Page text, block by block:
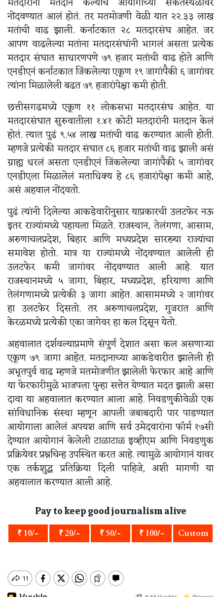
नोंदवण्यात आलं होतं. तर मतमोजणी वेळी यात २२.३३ लाख
मतांची वाढ झाली. कर्नाटकात २८ मतदारसंघ आहेत. जर
आपण वाढलेल्या मतांना मतदारसंघांनी भागलं असता प्रत्येक
मतदार संघात साधारणपणे ७९ हजार मतांची वाढ होते आणि
एनडीएनं कर्नाटकात जिंकलेल्या एकूण १९ जागांपैकी ६ जागांवर
त्यांना मिळालेली बढत ७९ हजारांपेक्षा कमी होती.
छत्तीसगढमध्ये एकूण ११ लोकसभा मतदारसंघ आहेत. या
मतदारसंघात सुरुवातीला १.४१ कोटी मतदारांनी मतदान केलं
होतं. त्यात पुढं ९.५४ लाख मतांची वाढ करण्यात आली होती.
म्हणजे प्रत्येकी मतदार संघात ८६ हजार मतांची वाढ झाली असं
ग्राह्य धरलं असता एनडीएनं जिंकलेल्या जागांपैकी ५ जागांवर
एनडीएला मिळालेलं मताधिक्य हे ८६ हजारांपेक्षा कमी आहे,
असं अहवाल नोंदवतो.
पुढं त्यांनी दिलेल्या आकडेवारीनुसार याप्रकारची उलटफेर नऊ
इतर राज्यांमध्ये पहायला मिळते. राजस्थान, तेलंगणा, आसाम,
अरुणाचलप्रदेश, बिहार आणि मध्यप्रदेश सारख्या राज्यांचा
समावेश होतो. मात्र या राज्यांमध्ये नोंदवण्यात आलेली ही
उलटफेर कमी जागांवर नोंदवण्यात आली आहे. यात
राजस्थानमध्ये ५ जागा, बिहार, मध्यप्रदेश, हरियाणा आणि
तेलंगणामध्ये प्रत्येकी ३ जागा आहेत. आसाममध्ये २ जागांवर
हा उलटफेर दिसतो. तर अरुणाचलप्रदेश, गुजरात आणि
केरळमध्ये प्रत्येकी एका जागेवर हा कल दिसून येतो.
अहवालात दर्शवल्याप्रमाणे संपुर्ण देशात असा कल असणाऱ्या
एकूण ७९ जागा आहेत. मतदानाच्या आकडेवारीत झालेली ही
अभूतपुर्व वाढ म्हणजे मतमोजणीत झालेली फेरफार आहे आणि
या फेरफारीमुळे भाजपला पुन्हा सत्तेत येण्यात मदत झाली असा
दावा या अहवालात करण्यात आला आहे. निवडणुकीवेळी एक
सांविधानिक संस्था म्हणून आपली जबाबदारी पार पाडण्यात
आयोगाला आलेलं अपयश आणि सर्व उमेदवारांना फॉर्म १७सी
देण्यात आयोगानं केलेली टाळाटाळ इव्हीएम आणि निवडणुक
प्रक्रियेवर प्रश्नचिन्ह उपस्थित करत आहे. त्यामुळे आयोगानं यावर
एक तर्कशुद्ध प्रतिक्रिया दिली पाहिजे, अशी मागणी या
अहवालात करण्यात आली आहे.
Pay to keep good journalism alive
₹ 10/- ₹ 20/- ₹ 50/- ₹ 100/- Custom